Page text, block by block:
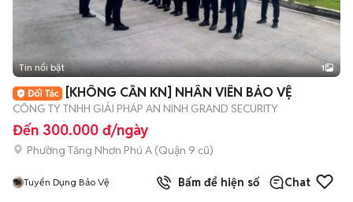
Tin nổi bật 1
[KHÔNG CẦN KN] NHÂN VIÊN BẢO VỆ
CÔNG TY TNHH GIẢI PHÁP AN NINH GRAND SECURITY
Đến 300.000 đ/ngày
Phường Tăng Nhơn Phú A (Quận 9 cũ)
Tuyển Dụng Bảo Vệ Bấm để hiện số Chat